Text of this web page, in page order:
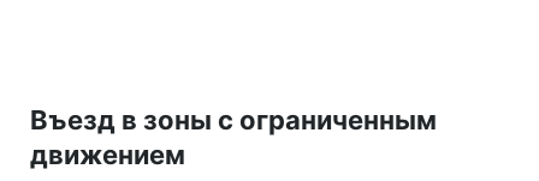
Въезд в зоны с ограниченным
движением